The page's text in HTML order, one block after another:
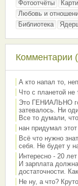
Фотоотчёты
Любовь и
Библиотека
Комментарии
А кто напал то,
Что с планетой не
Это ГЕНИАЛЬНО
затевалось. Ни
Все то думали,
нан придумал
Всё что нужно
себя. Не будет у
Интересно - 20
И зарплата
достаточности.
Не ну, а что?